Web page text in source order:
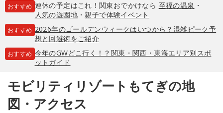
おすすめ 連休の予定はこれ！関東おでかけなら 至福の温泉 ・
人気の遊園地・親子で体験イベント
おすすめ 2026年のゴールデンウィークはいつから？混雑ピーク予
想と回避術をご紹介
おすすめ 今年のGWどこ行く！？関東・関西・東海エリア別スポ
ットガイド
モビリティリゾートもてぎの地
図・アクセス